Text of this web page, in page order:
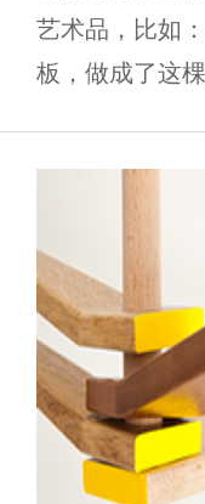
艺术品，比如
板，做成了这